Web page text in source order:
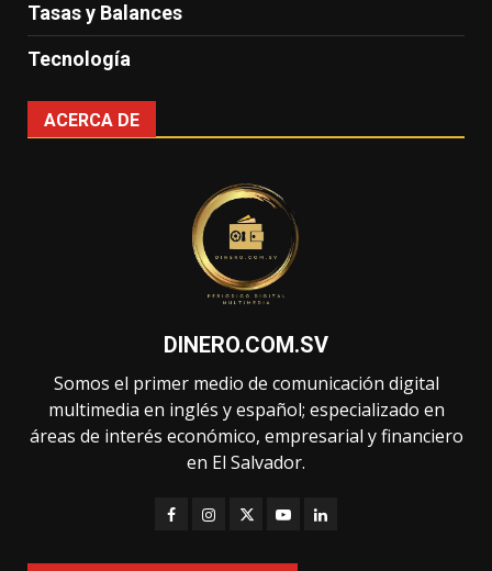
Tasas y Balances
Tecnología
ACERCA DE
DINERO.COM.SV
Somos el primer medio de comunicación digital
multimedia en inglés y español; especializado en
áreas de interés económico, empresarial y financiero
en El Salvador.